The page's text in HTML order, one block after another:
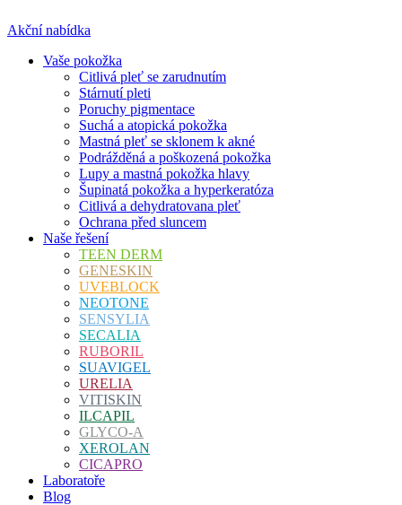
Akční nabídka
Vaše pokožka
Citlivá pleť se zarudnutím
Stárnutí pleti
Poruchy pigmentace
Suchá a atopická pokožka
Mastná pleť se sklonem k akné
Podrážděná a poškozená pokožka
Lupy a mastná pokožka hlavy
Šupinatá pokožka a hyperkeratóza
Citlivá a dehydratovana pleť
Ochrana před sluncem
Naše řešení
TEEN DERM
GENESKIN
UVEBLOCK
NEOTONE
SENSYLIA
SECALIA
RUBORIL
SUAVIGEL
URELIA
VITISKIN
ILCAPIL
GLYCO-A
XEROLAN
CICAPRO
Laboratoře
Blog